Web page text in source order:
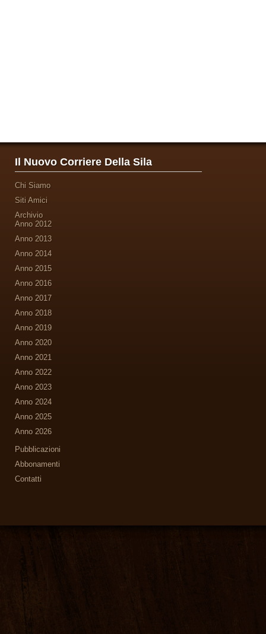
Il Nuovo Corriere Della Sila
Chi Siamo
Siti Amici
Archivio
Anno 2012
Anno 2013
Anno 2014
Anno 2015
Anno 2016
Anno 2017
Anno 2018
Anno 2019
Anno 2020
Anno 2021
Anno 2022
Anno 2023
Anno 2024
Anno 2025
Anno 2026
Pubblicazioni
Abbonamenti
Contatti